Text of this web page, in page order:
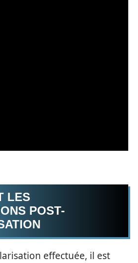
LES
POST-
effectuée, il est